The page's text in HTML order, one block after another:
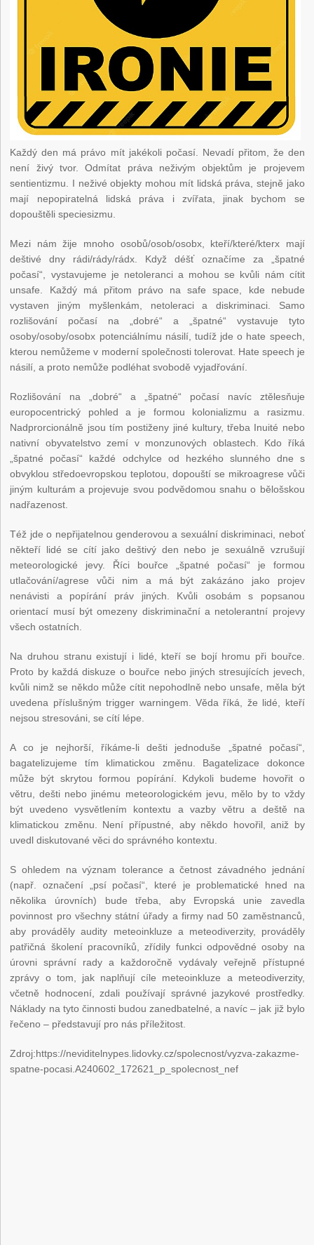
Každý den má právo mít jakékoli počasí. Nevadí přitom, že den
není živý tvor. Odmítat práva neživým objektům je projevem
sentientizmu. I neživé objekty mohou mít lidská práva, stejně jako
mají nepopiratelná lidská práva i zvířata, jinak bychom se
dopouštěli speciesizmu.
Mezi nám žije mnoho osobů/osob/osobx, kteří/které/kterx mají
deštivé dny rádi/rády/rádx. Když déšť označíme za „špatné
počasí“, vystavujeme je netoleranci a mohou se kvůli nám cítit
unsafe. Každý má přitom právo na safe space, kde nebude
vystaven jiným myšlenkám, netoleraci a diskriminaci. Samo
rozlišování počasí na „dobré“ a „špatné“ vystavuje tyto
osoby/osoby/osobx potenciálnímu násilí, tudíž jde o hate speech,
kterou nemůžeme v moderní společnosti tolerovat. Hate speech je
násilí, a proto nemůže podléhat svobodě vyjadřování.
Rozlišování na „dobré“ a „špatné“ počasí navíc ztělesňuje
europocentrický pohled a je formou kolonializmu a rasizmu.
Nadprorcionálně jsou tím postiženy jiné kultury, třeba Inuité nebo
nativní obyvatelstvo zemí v monzunových oblastech. Kdo říká
„špatné počasí“ každé odchylce od hezkého slunného dne s
obvyklou středoevropskou teplotou, dopouští se mikroagrese vůči
jiným kulturám a projevuje svou podvědomou snahu o bělošskou
nadřazenost.
Též jde o nepřijatelnou genderovou a sexuální diskriminaci, neboť
někteří lidé se cítí jako deštivý den nebo je sexuálně vzrušují
meteorologické jevy. Říci bouřce „špatné počasí“ je formou
utlačování/agrese vůči nim a má být zakázáno jako projev
nenávisti a popírání práv jiných. Kvůli osobám s popsanou
orientací musí být omezeny diskriminační a netolerantní projevy
všech ostatních.
Na druhou stranu existují i lidé, kteří se bojí hromu při bouřce.
Proto by každá diskuze o bouřce nebo jiných stresujících jevech,
kvůli nimž se někdo může cítit nepohodlně nebo unsafe, měla být
uvedena příslušným trigger warningem. Věda říká, že lidé, kteří
nejsou stresováni, se cítí lépe.
A co je nejhorší, říkáme-li dešti jednoduše „špatné počasí“,
bagatelizujeme tím klimatickou změnu. Bagatelizace dokonce
může být skrytou formou popírání. Kdykoli budeme hovořit o
větru, dešti nebo jinému meteorologickém jevu, mělo by to vždy
být uvedeno vysvětlením kontextu a vazby větru a deště na
klimatickou změnu. Není přípustné, aby někdo hovořil, aniž by
uvedl diskutované věci do správného kontextu.
S ohledem na význam tolerance a četnost závadného jednání
(např. označení „psí počasí“, které je problematické hned na
několika úrovních) bude třeba, aby Evropská unie zavedla
povinnost pro všechny státní úřady a firmy nad 50 zaměstnanců,
aby prováděly audity meteoinkluze a meteodiverzity, prováděly
patřičná školení pracovníků, zřídily funkci odpovědné osoby na
úrovni správní rady a každoročně vydávaly veřejně přístupné
zprávy o tom, jak naplňují cíle meteoinkluze a meteodiverzity,
včetně hodnocení, zdali používají správné jazykové prostředky.
Náklady na tyto činnosti budou zanedbatelné, a navíc – jak již bylo
řečeno – představují pro nás příležitost.
Zdroj:https://neviditelnypes.lidovky.cz/spolecnost/vyzva-zakazme-
spatne-pocasi.A240602_172621_p_spolecnost_nef